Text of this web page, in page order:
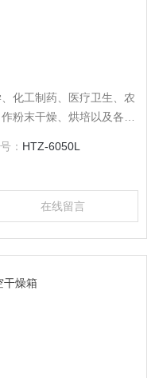
化工制药、医疗卫生、农
粉末干燥、烘培以及各类
速高效的干燥处理。
： HTZ-6050L
在线留言